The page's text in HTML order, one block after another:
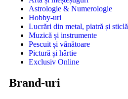
Astrologie & Numerologie
Hobby-uri
Lucrări din metal, piatră și sticlă
Muzică și instrumente
Pescuit și vânătoare
Pictură și hârtie
Exclusiv Online
Brand-uri